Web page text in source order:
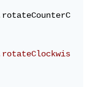
rotateCounterC